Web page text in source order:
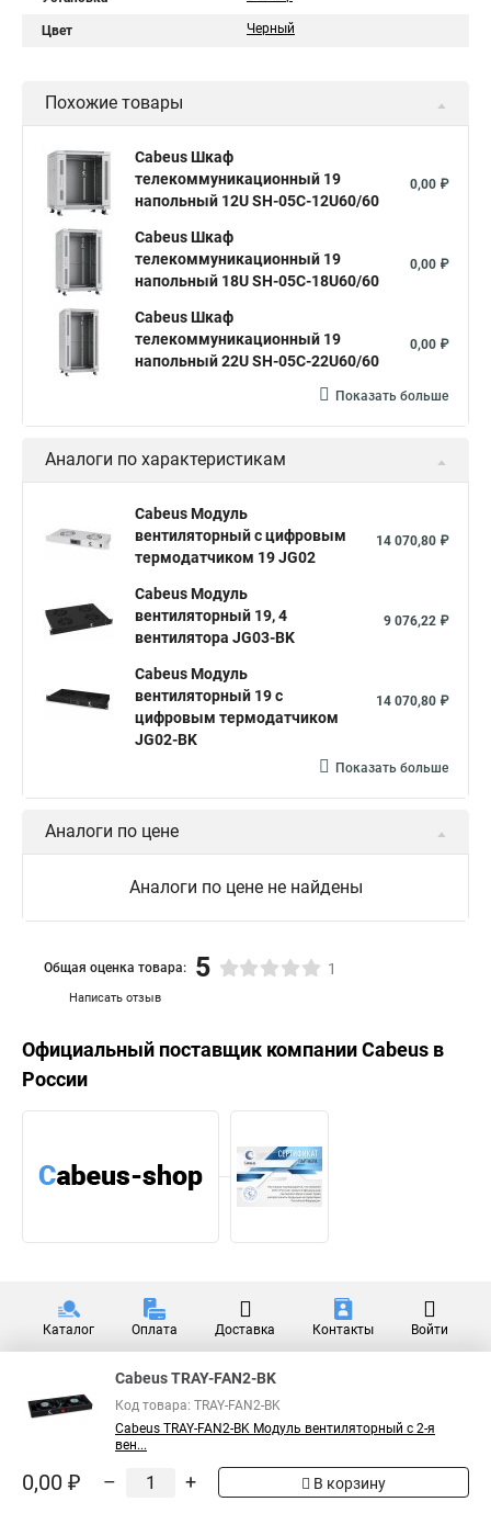
Цвет Черный
Похожие товары
Cabeus Шкаф
телекоммуникационный 19
напольный 12U SH-05C-12U60/60
0,00 ₽
Cabeus Шкаф
телекоммуникационный 19
напольный 18U SH-05C-18U60/60
0,00 ₽
Cabeus Шкаф
телекоммуникационный 19
напольный 22U SH-05C-22U60/60
0,00 ₽
Показать больше
Аналоги по характеристикам
Cabeus Модуль
вентиляторный с цифровым
термодатчиком 19 JG02
14 070,80 ₽
Cabeus Модуль
вентиляторный 19, 4
вентилятора JG03-BK
9 076,22 ₽
Cabeus Модуль
вентиляторный 19 с
цифровым термодатчиком
JG02-BK
14 070,80 ₽
Показать больше
Аналоги по цене
Аналоги по цене не найдены
Написать отзыв
Общая оценка товара: 5 1
Официальный поставщик компанииCabeus в
России
Каталог Оплата Доставка Контакты Войти
Cabeus TRAY-FAN2-BK
Код товара: TRAY-FAN2-BK
Cabeus TRAY-FAN2-BK Модуль вентиляторный с 2-я
вен...
0,00 ₽ – + В корзину